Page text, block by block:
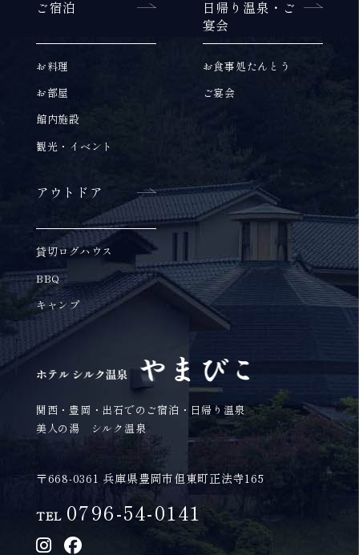
ご宿泊
お料理
お部屋
館内施設
観光・イベント
日帰り温泉・ご
宴会
お食事処たんとう
ご宴会
アウトドア
貸切ログハウス
BBQ
キャンプ
関西・豊岡・出石でのご宿泊・日帰り温泉
美人の湯 シルク温泉
〒668-0361 兵庫県豊岡市但東町正法寺165
TEL 0796-54-0141